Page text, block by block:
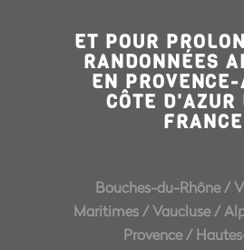
ET POUR
RANDONNÉES
EN
CÔTE D'AZUR
FRANCE
Bouches-du-Rhône/
Maritimes/Vaucluse/
Provence/